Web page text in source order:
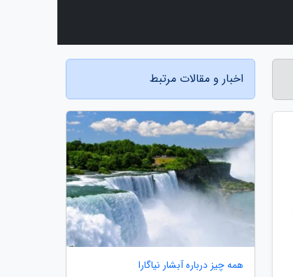
اخبار و مقالات مرتبط
همه چیز درباره آبشار نیاگارا